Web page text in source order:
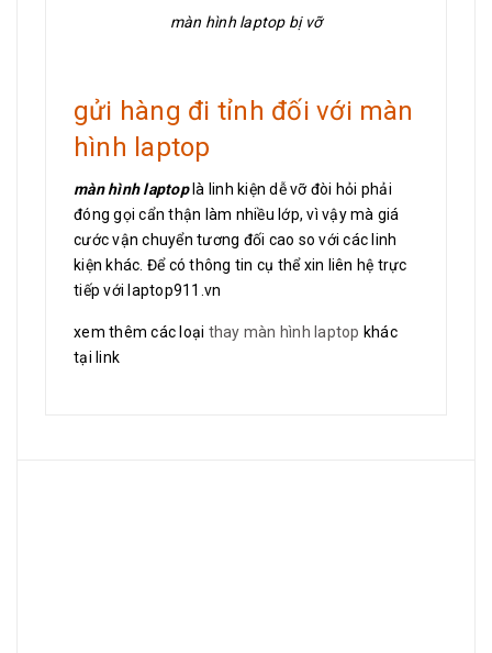
màn hình laptop bị vỡ
gửi hàng đi tỉnh đối với màn
hình laptop
màn hình laptoplà linh kiện dễ vỡ đòi hỏi phải
đóng gọi cẩn thận làm nhiều lớp, vì vậy mà giá
cước vận chuyển tương đối cao so với các linh
kiện khác. Để có thông tin cụ thể xin liên hệ trực
tiếp với laptop911.vn
xem thêm các loại thay màn hình laptop khác
tại link